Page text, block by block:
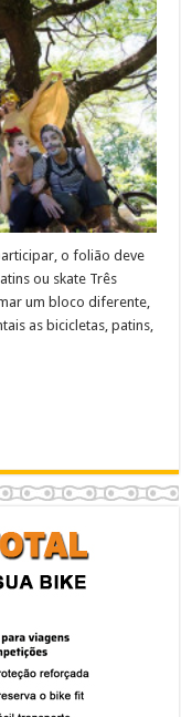
o folião deve
ou skate Três
um bloco diferente,
as bicicletas, patins,